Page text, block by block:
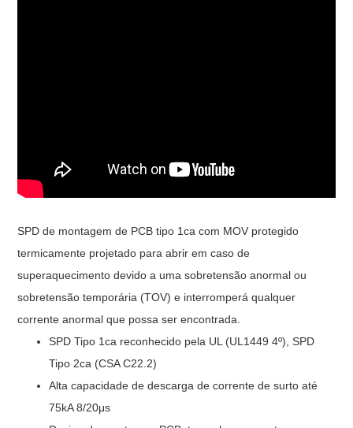
SPD de montagem de PCB tipo 1ca com MOV protegido
termicamente projetado para abrir em caso de
superaquecimento devido a uma sobretensão anormal ou
sobretensão temporária (TOV) e interromperá qualquer
corrente anormal que possa ser encontrada.
SPD Tipo 1ca reconhecido pela UL (UL1449 4º), SPD
Tipo 2ca (CSA C22.2)
Alta capacidade de descarga de corrente de surto até
75kA 8/20μs